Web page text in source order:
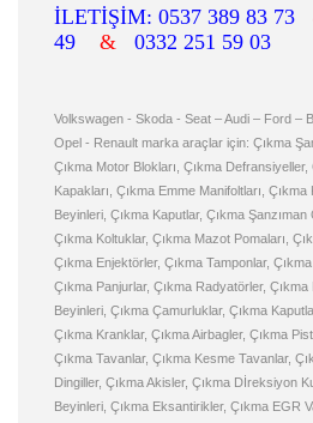
İLETİŞİM: 0537 389 83 73
49 & 0332 251 59 03
Volkswagen - Skoda - Seat – Audi – Ford –
Opel - Renault marka araçlar için: Çıkma
Çıkma Motor Blokları, Çıkma Defransiyeller,
Kapakları, Çıkma Emme Manifoltları,
Beyinleri, Çıkma Kaputlar, Çıkma Şanzıman
Çıkma Koltuklar, Çıkma Mazot Pomaları,
Çıkma Enjektörler, Çıkma Tamponlar,
Çıkma Panjurlar, Çıkma Radyatörler,
Beyinleri, Çıkma Çamurluklar, Çıkma
Çıkma Kranklar, Çıkma Airbagler, Çıkma
Çıkma Tavanlar, Çıkma Kesme Tavanlar,
Dingiller, Çıkma Akisler, Çıkma Dİreksiyon
Beyinleri, Çıkma Eksantirikler, Çıkma EGR